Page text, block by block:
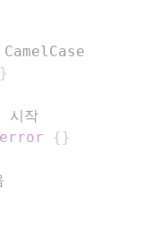
}
시작
error { }